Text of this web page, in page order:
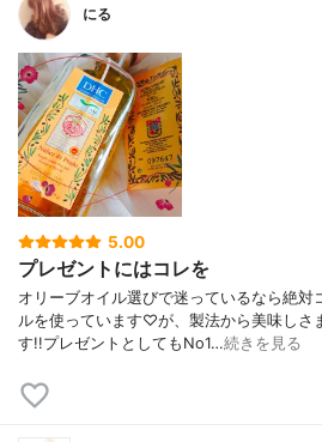
にる
5.00
プレゼントにはコレを
オリーブオイル選びで迷っているなら絶対
ルを使っています♡が、製法から美味しさ
す!!プレゼントとしてもNo1…続きを見る